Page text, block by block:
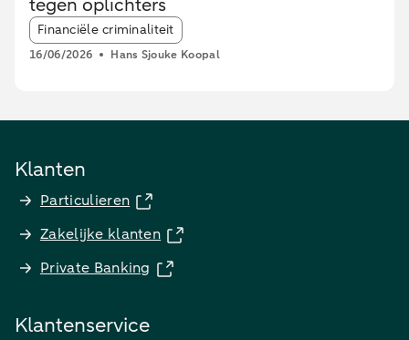
Article tags:
Financiële criminaliteit
16/06/2026 Hans Sjouke Koopal
Klanten
Particulieren
Zakelijke klanten
Private Banking
Klantenservice